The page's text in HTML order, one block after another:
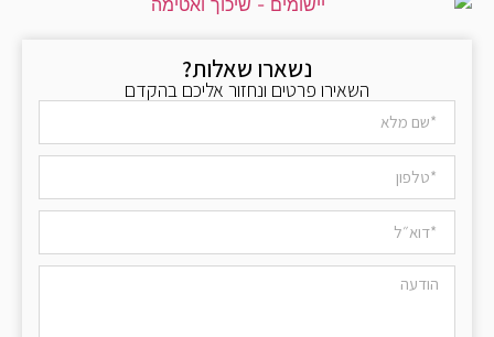
נשארו שאלות?
השאירו פרטים ונחזור אליכם בהקדם